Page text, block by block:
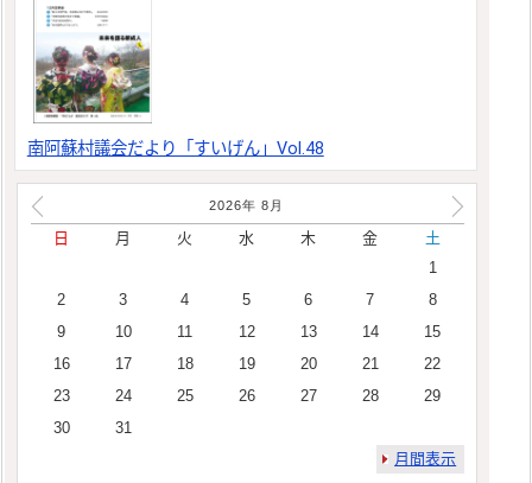
南阿蘇村議会だより「すいげん」Vol.48
2026年 8 月
日 月 火 水 木 金
土
1
2
3 4 5 6 7
8
9
10 11 12 13 14
15
16
17 18 19 20 21
22
23
24 25 26 27 28
29
30
31
月間表示